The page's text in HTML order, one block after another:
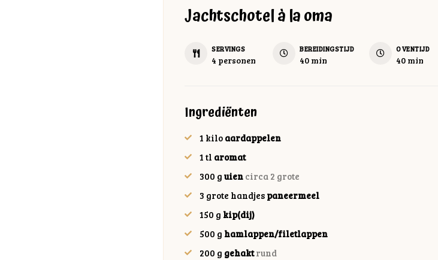
Jachtschotel à la oma
SERVINGS
4 personen
BEREIDINGSTIJD
40minuten
min
OVENTIJD
40minuten
min
Ingrediënten
1 kilo aardappelen
1 tl aromat
300 g uien circa 2 grote
3 grote handjes paneermeel
150 g kip(dij)
500 g hamlappen/filetlappen
200 g gehaktrund